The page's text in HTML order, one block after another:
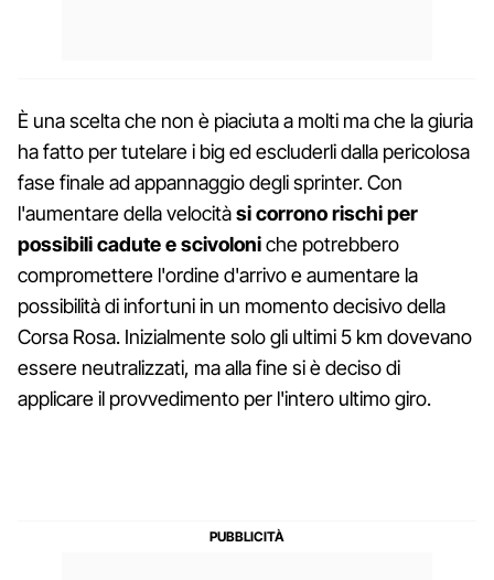
È una scelta che non è piaciuta a molti ma che la giuria
ha fatto per tutelare i big ed escluderli dalla pericolosa
fase finale ad appannaggio degli sprinter. Con
l'aumentare della velocitàsi corrono rischi per
possibili cadute e scivoloniche potrebbero
compromettere l'ordine d'arrivo e aumentare la
possibilità di infortuni in un momento decisivo della
Corsa Rosa. Inizialmente solo gli ultimi 5 km dovevano
essere neutralizzati, ma alla fine si è deciso di
applicare il provvedimento per l'intero ultimo giro.